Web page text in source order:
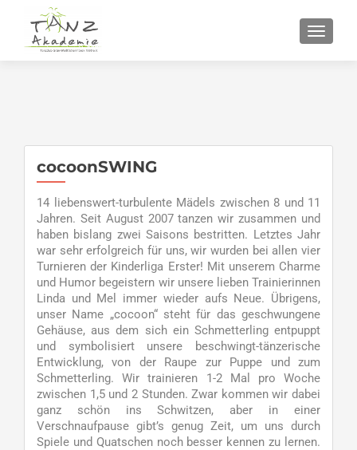
cocoonSWING
14 liebenswert-turbulente Mädels zwischen 8 und 11
Jahren. Seit August 2007 tanzen wir zusammen und
haben bislang zwei Saisons bestritten. Letztes Jahr
war sehr erfolgreich für uns, wir wurden bei allen vier
Turnieren der Kinderliga Erster! Mit unserem Charme
und Humor begeistern wir unsere lieben Trainierinnen
Linda und Mel immer wieder aufs Neue. Übrigens,
unser Name „cocoon“ steht für das geschwungene
Gehäuse, aus dem sich ein Schmetterling entpuppt
und symbolisiert unsere beschwingt-tänzerische
Entwicklung, von der Raupe zur Puppe und zum
Schmetterling. Wir trainieren 1-2 Mal pro Woche
zwischen 1,5 und 2 Stunden. Zwar kommen wir dabei
ganz schön ins Schwitzen, aber in einer
Verschnaufpause gibt’s genug Zeit, um uns durch
Spiele und Quatschen noch besser kennen zu lernen.